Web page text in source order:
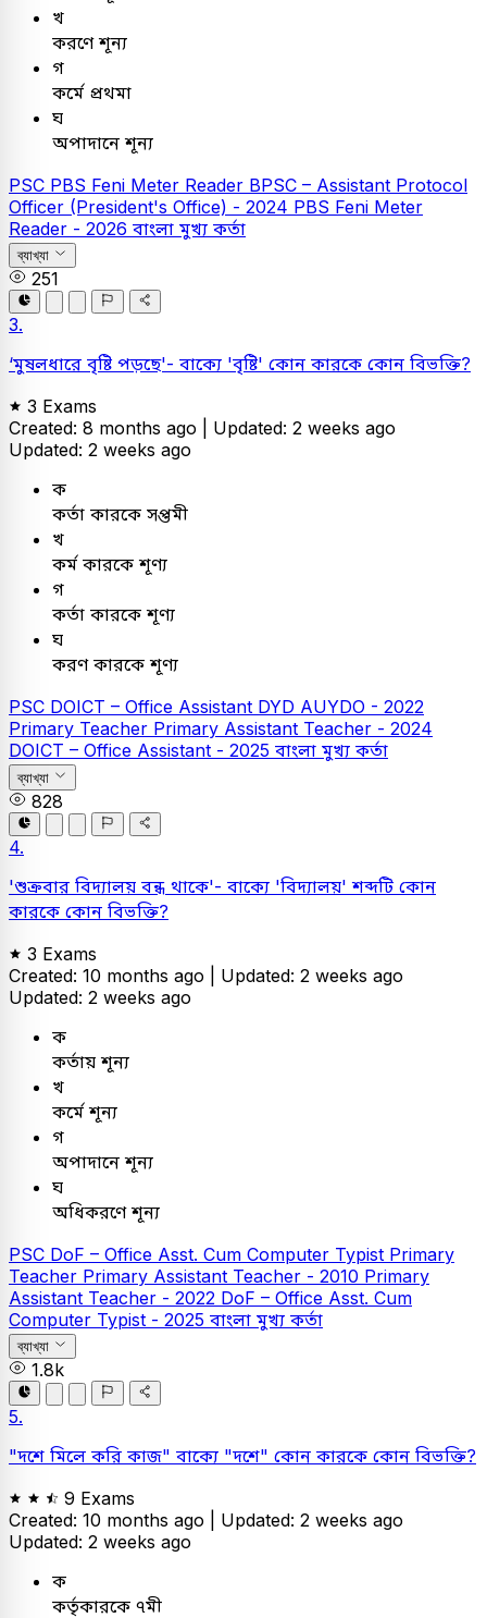
খ
করণে শূন্য
গ
কর্মে প্রথমা
ঘ
অপাদানে শূন্য
PSC PBS Feni Meter Reader BPSC – Assistant Protocol
Officer (President's Office) - 2024 PBS Feni Meter
Reader - 2026 বাংলা মুখ্য কর্তা
ব্যাখ্যা
251
3.
‘মুষলধারে বৃষ্টি পড়ছে'- বাক্যে 'বৃষ্টি' কোন কারকে কোন বিভক্তি?
3 Exams
Created: 8 months ago | Updated: 2 weeks ago
Updated: 2 weeks ago
ক
কর্তা কারকে সপ্তমী
খ
কর্ম কারকে শূণ্য
গ
কর্তা কারকে শূণ্য
ঘ
করণ কারকে শূণ্য
PSC DOICT – Office Assistant DYD AUYDO - 2022
Primary Teacher Primary Assistant Teacher - 2024
DOICT – Office Assistant - 2025 বাংলা মুখ্য কর্তা
ব্যাখ্যা
828
4.
'শুক্রবার বিদ্যালয় বন্ধ থাকে'- বাক্যে 'বিদ্যালয়' শব্দটি কোন
কারকে কোন বিভক্তি?
3 Exams
Created: 10 months ago | Updated: 2 weeks ago
Updated: 2 weeks ago
ক
কর্তায় শূন্য
খ
কর্মে শূন্য
গ
অপাদানে শূন্য
ঘ
অধিকরণে শূন্য
PSC DoF – Office Asst. Cum Computer Typist Primary
Teacher Primary Assistant Teacher - 2010 Primary
Assistant Teacher - 2022 DoF – Office Asst. Cum
Computer Typist - 2025 বাংলা মুখ্য কর্তা
ব্যাখ্যা
1.8k
5.
"দশে মিলে করি কাজ" বাক্যে "দশে" কোন কারকে কোন বিভক্তি?
9 Exams
Created: 10 months ago | Updated: 2 weeks ago
Updated: 2 weeks ago
ক
কর্তৃকারকে ৭মী